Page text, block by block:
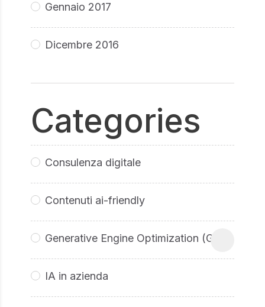
Gennaio 2017
Dicembre 2016
Categories
Consulenza digitale
Contenuti ai-friendly
Generative Engine Optimization (GEO
IA in azienda